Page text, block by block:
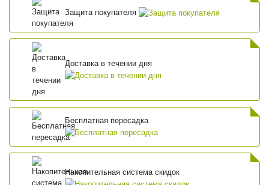
Защита покупателя
Доставка в течении дня
Бесплатная пересадка
Накопительная система скидок